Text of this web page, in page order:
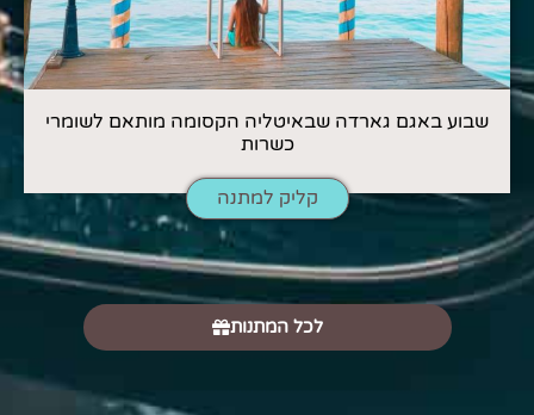
שבוע באגם גארדה שבאיטליה הקסומה מותאם לשומרי
כשרות
קליק למתנה
לכל המתנות